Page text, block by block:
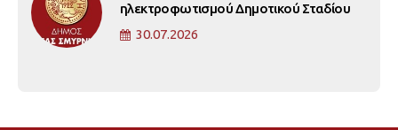
ηλεκτροφωτισμού Δημοτικού Σταδίου
30.07.2026